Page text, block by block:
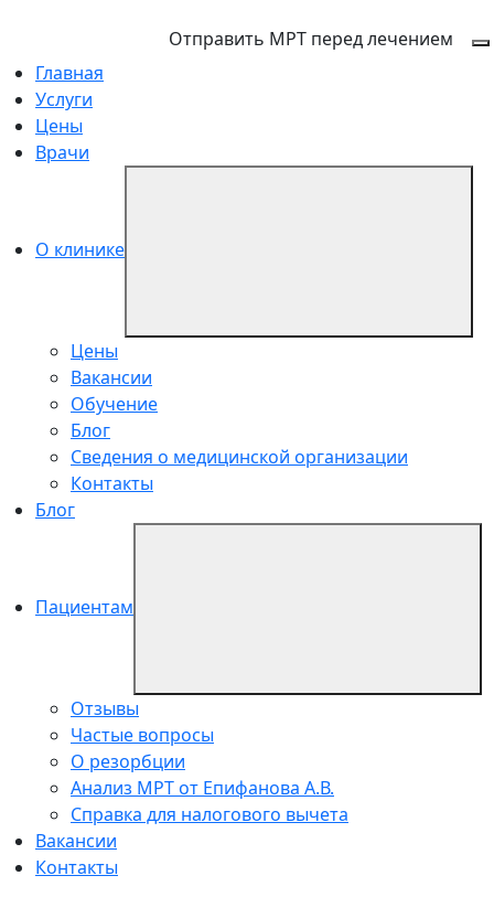
Отправить МРТ перед лечением
Главная
Услуги
Цены
Врачи
О клинике
Цены
Вакансии
Обучение
Блог
Сведения о медицинской организации
Контакты
Блог
Пациентам
Отзывы
Частые вопросы
О резорбции
Анализ МРТ от Епифанова А.В.
Справка для налогового вычета
Вакансии
Контакты